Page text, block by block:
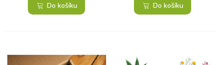
Do košíku Do košíku